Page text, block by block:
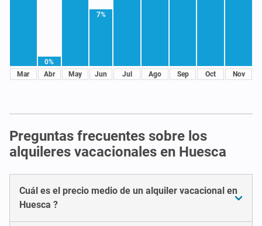
Mar
0%
Abr
May
7%
Jun Jul Ago Sep Oct Nov
Preguntas frecuentes sobre los
alquileres vacacionales en Huesca
Cuál es el precio medio de un alquiler vacacional en
Huesca ?